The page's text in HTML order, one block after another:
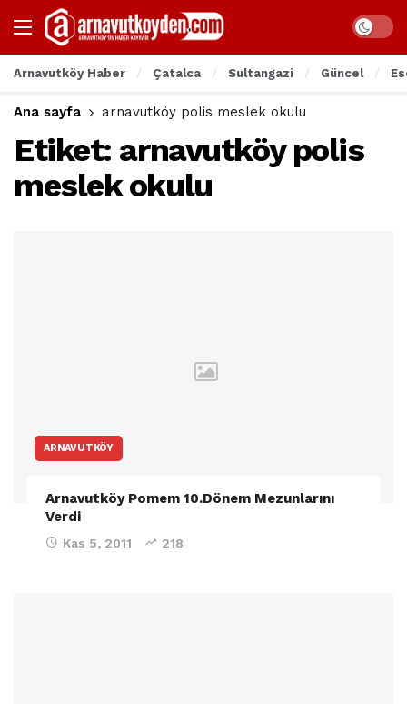
Arnavutköy Haber Çatalca Sultangazi Güncel
Ana sayfa arnavutköy polis meslek okulu
Etiket: arnavutköy polis
meslek okulu
ARNAVUTKÖY
Arnavutköy Pomem 10.Dönem Mezunlarını
Verdi
Kas 5, 2011 218